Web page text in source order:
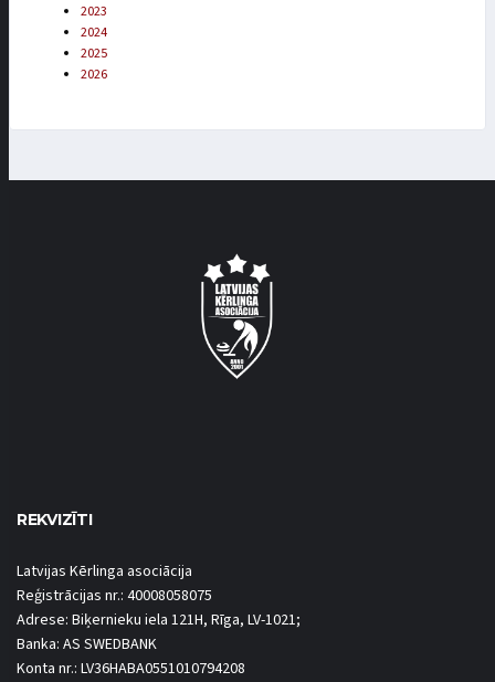
2023
2024
2025
2026
REKVIZĪTI
Latvijas Kērlinga asociācija
Reģistrācijas nr.: 40008058075
Adrese: Biķernieku iela 121H, Rīga, LV-1021;
Banka: AS SWEDBANK
Konta nr.: LV36HABA0551010794208